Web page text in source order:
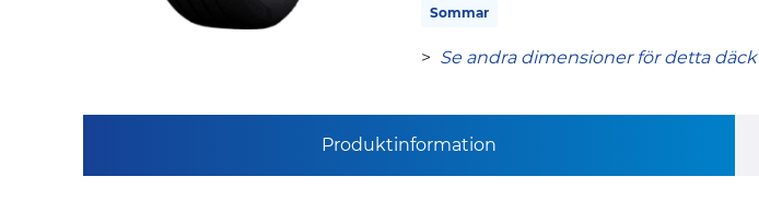
Sommar
> Se andra dimensioner för detta däck
Produktinformation